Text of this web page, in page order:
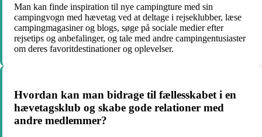
Man kan finde inspiration til nye campingture med sin
campingvogn med hævetag ved at deltage i rejseklubber, læse
campingmagasiner og blogs, søge på sociale medier efter
rejsetips og anbefalinger, og tale med andre campingentusiaster
om deres favoritdestinationer og oplevelser.
Hvordan kan man bidrage til fællesskabet i en
hævetagsklub og skabe gode relationer med
andre medlemmer?